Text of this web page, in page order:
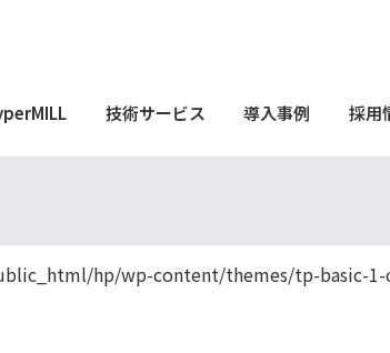
技術サービス 導入事例 採用
hp/wp-content/themes/tp-basic-